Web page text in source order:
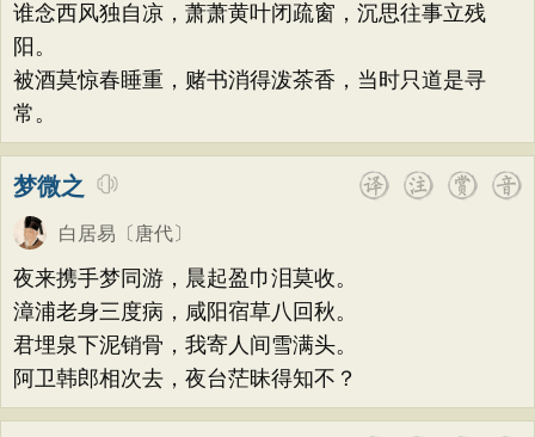
谁念西风独自凉，萧萧黄叶闭疏窗，沉思往事立残
阳。
被酒莫惊春睡重，赌书消得泼茶香，当时只道是寻
常。
梦微之
白居易 〔唐代〕
夜来携手梦同游，晨起盈巾泪莫收。
漳浦老身三度病，咸阳宿草八回秋。
君埋泉下泥销骨，我寄人间雪满头。
阿卫韩郎相次去，夜台茫昧得知不？